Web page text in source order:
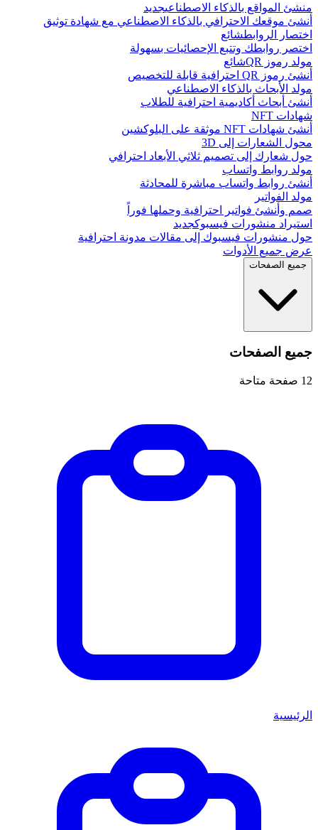
منشئ المواقع بالذكاء الاصطناعيجديد
أنشئ موقعك الاحترافي بالذكاء الاصطناعي مع شهادة توثيق
اختصار الروابطشائع
اختصر روابطك وتتبع الإحصائيات بسهولة
مولد رموز QR
شائع
أنشئ رموز QR احترافية قابلة للتخصيص
مولد الأبحاث بالذكاء الاصطناعي
أنشئ أبحاث أكاديمية احترافية للطلاب
شهادات NFT
أنشئ شهادات NFT موثقة على البلوكشين
محول الشعارات إلى 3D
حول شعارك إلى تصميم ثلاثي الأبعاد احترافي
مولد روابط واتساب
أنشئ روابط واتساب مباشرة للمحادثة
مولد الفواتير
صمم وأنشئ فواتير احترافية وحملها فوراً
استيراد منشورات فيسبوكجديد
حول منشورات فيسبوك إلى مقالات مدونة احترافية
عرض جميع الأدوات
جميع الصفحات
جميع الصفحات
12 صفحة متاحة
الرئيسية